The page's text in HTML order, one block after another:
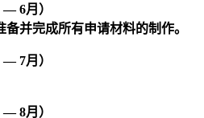
6月）
并完成所有申请材料的制作。
7月）
8月）